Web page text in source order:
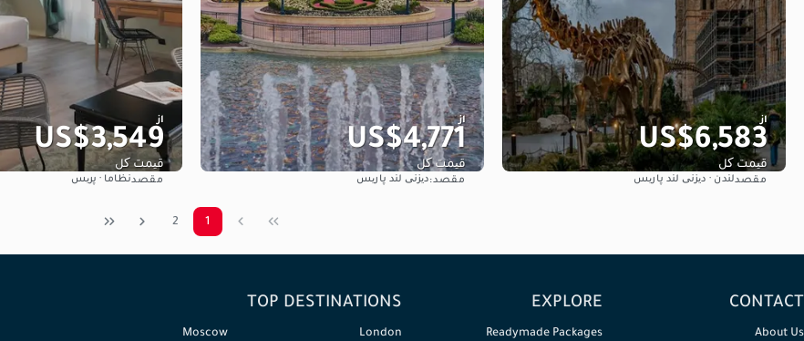
از
US$6,583
قیمت کل
مقصدلندن · دیزنی لند پاریس
از
US$4,771
قیمت کل
مقصد:دیزنی لند پاریس
از
US$3,549
قیمت کل
مقصدنظاما · پریس
1
2
CONTACT
About Us
EXPLORE
Readymade Packages
TOP DESTINATIONS
London
Moscow